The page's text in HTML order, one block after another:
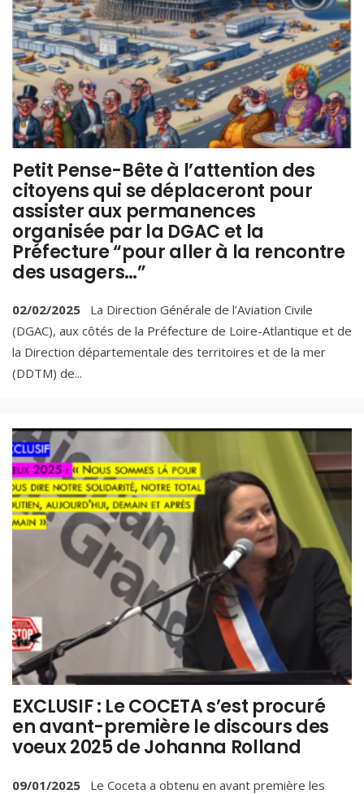
Petit Pense-Bête à l’attention des
citoyens qui se déplaceront pour
assister aux permanences
organisée par la DGAC et la
Préfecture “pour aller à la rencontre
des usagers…”
02/02/2025
La Direction Générale de l’Aviation Civile
(DGAC), aux côtés de la Préfecture de Loire-Atlantique et de
la Direction départementale des territoires et de la mer
(DDTM) de...
EXCLUSIF : Le COCETA s’est procuré
en avant-première le discours des
voeux 2025 de Johanna Rolland
09/01/2025
Le Coceta a obtenu en avant première les